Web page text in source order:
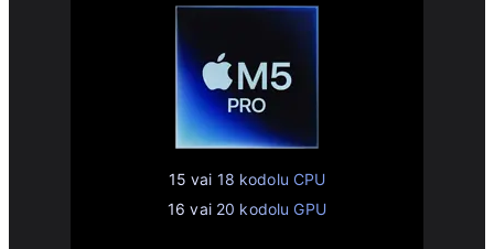
15 vai 18 kodolu CPU
16 vai 20 kodolu GPU